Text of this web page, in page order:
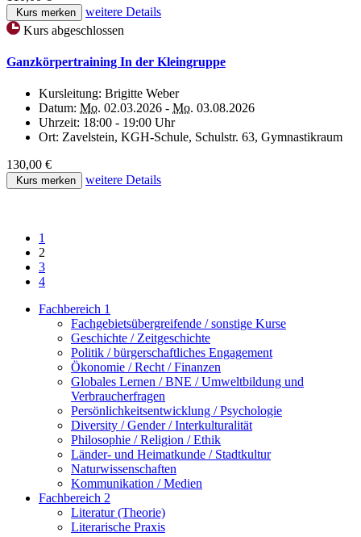
Kurs merken
weitere Details
Kurs abgeschlossen
Ganzkörpertraining In der Kleingruppe
Kursleitung: Brigitte Weber
Datum: Mo. 02.03.2026 - Mo. 03.08.2026
Uhrzeit: 18:00 - 19:00 Uhr
Ort: Zavelstein, KGH-Schule, Schulstr. 63, Gymnastikraum
130,00 €
Kurs merken weitere Details
1
2
3
4
Fachbereich 1
Fachgebietsübergreifende / sonstige Kurse
Geschichte / Zeitgeschichte
Politik / bürgerschaftliches Engagement
Ökonomie / Recht / Finanzen
Globales Lernen / BNE / Umweltbildung und
Verbraucherfragen
Persönlichkeitsentwicklung / Psychologie
Diversity / Gender / Interkulturalität
Philosophie / Religion / Ethik
Länder- und Heimatkunde / Stadtkultur
Naturwissenschaften
Kommunikation / Medien
Fachbereich 2
Literatur (Theorie)
Literarische Praxis